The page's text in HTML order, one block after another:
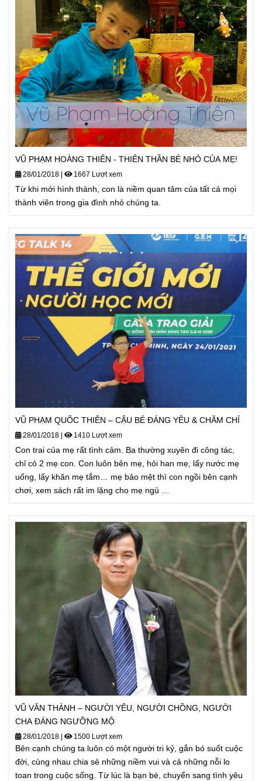
VŨ PHẠM HOÀNG THIÊN - THIÊN THẦN BÉ NHỎ CỦA MẸ!
28/01/2018 1667 Lượt xem
Từ khi mới hình thành, con là niềm quan tâm của tất cả mọi
thành viên trong gia đình nhỏ chúng ta.
VŨ PHẠM QUỐC THIÊN – CẬU BÉ ĐÁNG YÊU & CHĂM CHỈ
28/01/2018 1410 Lượt xem
Con trai của mẹ rất tình cảm. Ba thường xuyên đi công tác,
chỉ có 2 mẹ con. Con luôn bên mẹ, hỏi han mẹ, lấy nước mẹ
uống, lấy khăn mẹ tắm… mẹ bảo mệt thì con ngồi bên cạnh
chơi, xem sách rất im lặng cho mẹ ngủ …
VŨ VĂN THÀNH – NGƯỜI YÊU, NGƯỜI CHỒNG, NGƯỜI
CHA ĐÁNG NGƯỠNG MỘ
28/01/2018 1500 Lượt xem
Bên cạnh chúng ta luôn có một người tri kỷ, gắn bó suốt cuộc
đời, cùng nhau chia sẻ những niềm vui và cả những nỗi lo
toan trong cuộc sống. Từ lúc là bạn bè, chuyển sang tình yêu